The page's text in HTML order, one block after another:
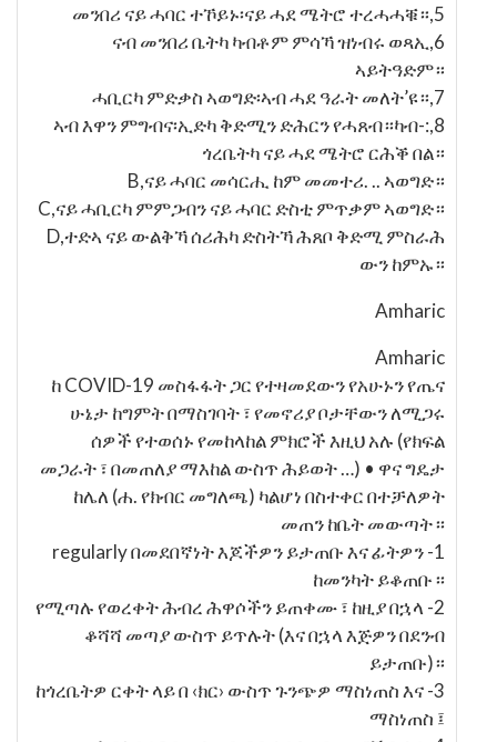
5,መንበሪ ናይ ሓባር ተኾይኑ፡ናይ ሓደ ሜትሮ ተረሓሓቑ።
6,ናብ መንበሪ ቤትካ ካብቶም ምሳኻ ዝነብሩ ወጻኢ
ኣይትዓድም።
7,ሓቢርካ ምድቃስ ኣወግድ፡ኣብ ሓደ ዓራት መለት’ዩ።
8,:-ኣብ እዋን ምግብና፡ኢድካ ቅድሚን ድሕርን የሓጸብ።ካብ
ጎረቤትካ ናይ ሓደ ሜትሮ ርሕቕ በል።
B,ናይ ሓባር መሳርሒ ከም መመተሪ. .. ኣወግድ።
C,ናይ ሓቢርካ ምምጋብን ናይ ሓባር ድስቲ ምጥቃም ኣወግድ።
D,ተድኣ ናይ ውልቅኻ ሰሪሕካ ድስትኻ ሕጸቦ ቅድሚ ምስራሕ
ውን ከምኡ።
Amharic
Amharic
ከ COVID-19 መስፋፋት ጋር የተዛመደውን የአሁኑን የጤና
ሁኔታ ከግምት በማስገባት ፣ የመኖሪያ ቦታቸውን ለሚጋሩ
ሰዎች የተወሰኑ የመከላከል ምክሮች እዚህ አሉ (የክፍል
መጋራት ፣ በመጠለያ ማእከል ውስጥ ሕይወት …) • ዋና ግዴታ
ከሌለ (ሐ. የክብር መግለጫ) ካልሆነ በስተቀር በተቻለዎት
መጠን ከቤት መውጣት ፡፡
1- regularly በመደበኛነት እጆችዎን ይታጠቡ እና ፊትዎን
ከመንካት ይቆጠቡ ፡፡
2- የሚጣሉ የወረቀት ሕብረ ሕዋሶችን ይጠቀሙ ፣ ከዚያ በኋላ
ቆሻሻ መጣያ ውስጥ ይጥሉት (እና በኋላ እጅዎን በደንብ
ይታጠቡ)።
3- ከጎረቤትዎ ርቀት ላይ በ ‹ክር› ውስጥ ጉንጭዎ ማስነጠስ እና
ማስነጠስ ፤